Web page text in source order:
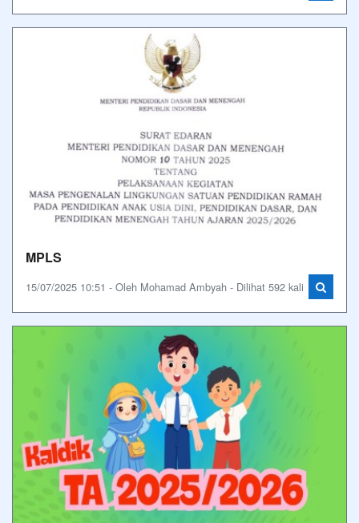
MPLS
15/07/2025 10:51 - Oleh Mohamad Ambyah - Dilihat 592 kali